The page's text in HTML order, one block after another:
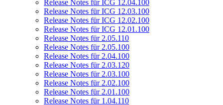
Release Notes für ICG 12.04.100
Release Notes für ICG 12.03.100
Release Notes für ICG 12.02.100
Release Notes für ICG 12.01.100
Release Notes für 2.05.110
Release Notes für 2.05.100
Release Notes für 2.04.100
Release Notes für 2.03.120
Release Notes für 2.03.100
Release Notes für 2.02.100
Release Notes für 2.01.100
Release Notes für 1.04.110